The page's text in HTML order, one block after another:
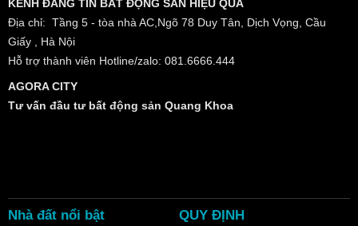
KÊNH ĐĂNG TIN BẤT ĐỘNG SẢN HIỆU QUẢ
Địa chỉ: Tầng 5 - tòa nhà AC,Ngõ 78 Duy Tân, Dịch Vọng, Cầu
Giấy , Hà Nội
Hỗ trợ thành viên Hotline/zalo: 081.6666.444
AGORA CITY
Tư vấn đầu tư bất động sản Quang Khoa
Nhà đất nổi bật QUY ĐỊNH